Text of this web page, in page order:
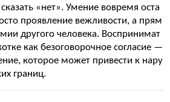
«нет». Умение вовремя оста
проявление вежливости, а прям
другого человека. Воспринимат
как безоговорочное согласие —
которое может привести к нару
границ.